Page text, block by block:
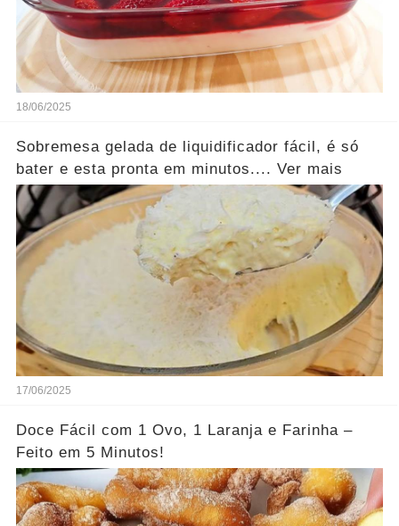
18/06/2025
Sobremesa gelada de liquidificador fácil, é só
bater e esta pronta em minutos.... Ver mais
17/06/2025
Doce Fácil com 1 Ovo, 1 Laranja e Farinha –
Feito em 5 Minutos!